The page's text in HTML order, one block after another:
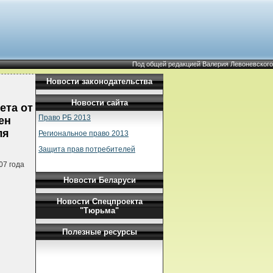
Под общей редакцией Валерия Левоневского
от
года
Новости законодательства
Новости сайта
Право РБ 2013
Региональное право 2013
Защита прав потребителей
Новости Беларуси
Новости Спецпроекта
"Тюрьма"
Полезные ресурсы